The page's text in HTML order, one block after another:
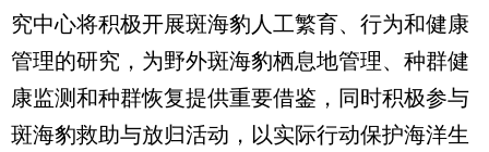
究中心将积极开展斑海豹人工繁育、行为和健康
管理的研究，为野外斑海豹栖息地管理、种群健
康监测和种群恢复提供重要借鉴，同时积极参与
斑海豹救助与放归活动，以实际行动保护海洋生